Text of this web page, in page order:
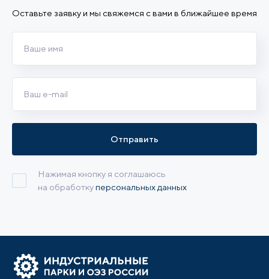
Оставьте заявку и мы свяжемся с вами в ближайшее время
Нажимая кнопку я соглашаюсь
на обработкуперсональных данных
Отправить